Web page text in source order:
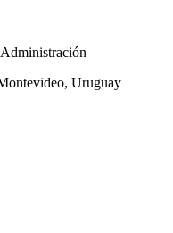
Uruguay